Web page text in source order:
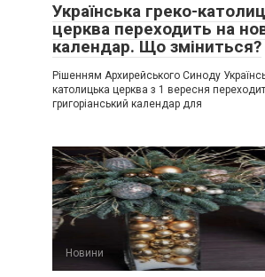
Українська греко-
церква переходить на
календар. Що зміниться?
Рішенням Архирейського Синоду
католицька церква з 1 вересня
григоріанський календар для
Новини